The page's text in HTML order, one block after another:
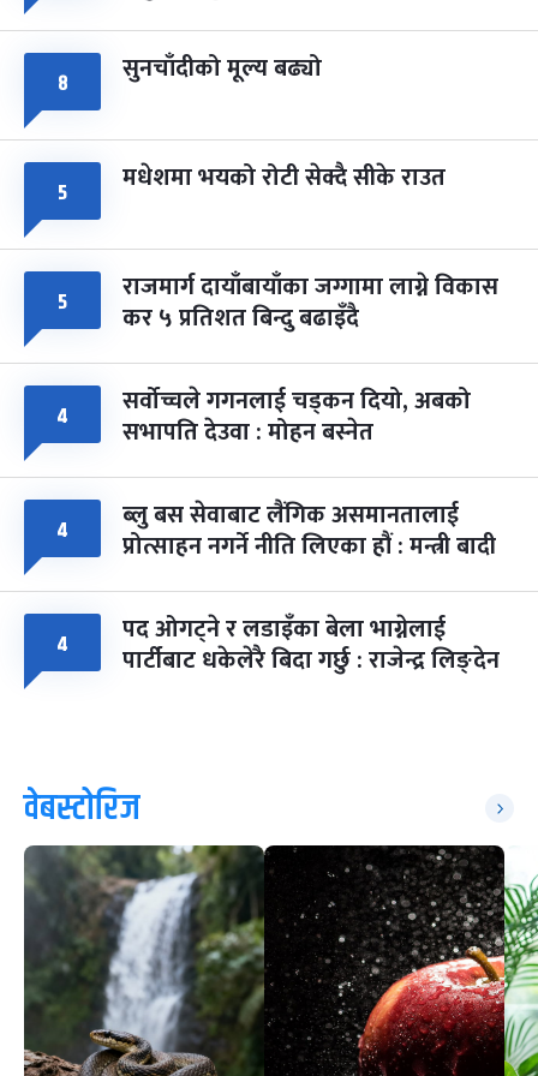
८ सुनचाँदीको मूल्य बढ्यो
५ मधेशमा भयको रोटी सेक्दै सीके राउत
५ राजमार्ग दायाँबायाँका जग्गामा लाग्ने विकास
कर ५ प्रतिशत बिन्दु बढाइँदै
४ सर्वोच्चले गगनलाई चड्कन दियो, अबको
सभापति देउवा : मोहन बस्नेत
४ ब्लु बस सेवाबाट लैंगिक असमानतालाई
प्रोत्साहन नगर्ने नीति लिएका हौं : मन्त्री बादी
४ पद ओगट्ने र लडाइँका बेला भाग्नेलाई
पार्टीबाट धकेलेरै बिदा गर्छु : राजेन्द्र लिङ्देन
वेबस्टोरिज